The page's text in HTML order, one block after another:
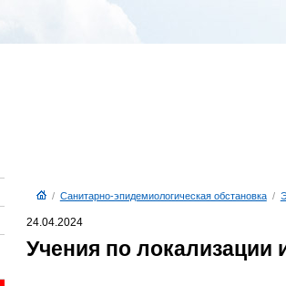
/ Санитарно-эпидемиологическая обстановка/
24.04.2024
Учения по локализации